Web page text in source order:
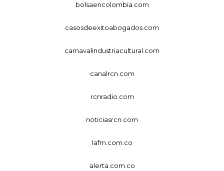
bolsaencolombia.com
casosdeexitoabogados.com
carnavalindustriacultural.com
canalrcn.com
rcnradio.com
noticiasrcn.com
lafm.com.co
alerta.com.co